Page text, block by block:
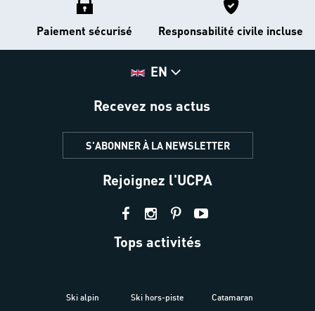
Paiement sécurisé Responsabilité civile incluse
EN
Recevez nos actus
S'ABONNER À LA NEWSLETTER
Rejoignez l'UCPA
Tops activités
Ski alpin Ski hors-piste Catamaran